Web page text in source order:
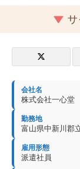
会社名
株式会社一心堂
勤務地
富山県中新川郡
雇用形態
派遣社員